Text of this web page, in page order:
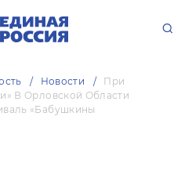
Новости
При
В Орловской Области
«Бабушкины